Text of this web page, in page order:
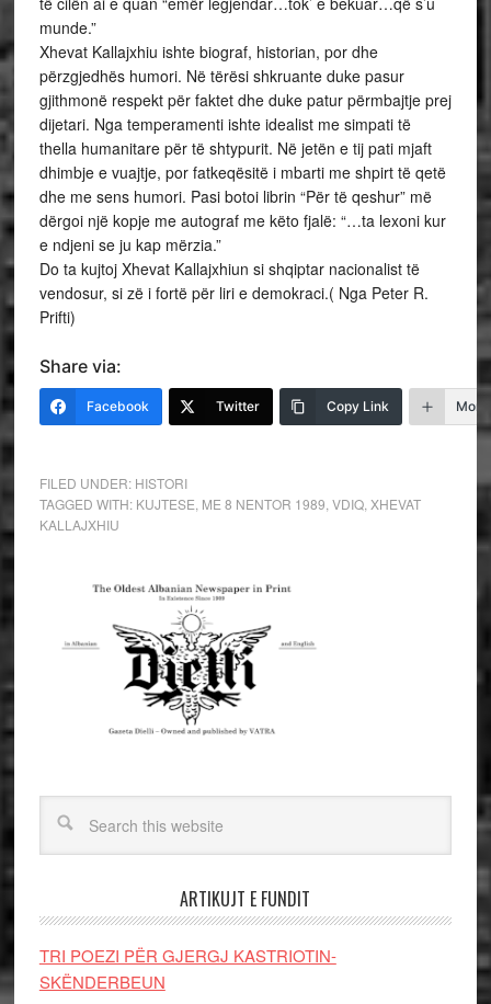
munde.”
Xhevat Kallajxhiu ishte biograf, historian, por dhe
përzgjedhës humori. Në tërësi shkruante duke pasur
gjithmonë respekt për faktet dhe duke patur përmbajtje prej
dijetari. Nga temperamenti ishte idealist me simpati të
thella humanitare për të shtypurit. Në jetën e tij pati mjaft
dhimbje e vuajtje, por fatkeqësitë i mbarti me shpirt të qetë
dhe me sens humori. Pasi botoi librin “Për të qeshur” më
dërgoi një kopje me autograf me këto fjalë: “…ta lexoni kur
e ndjeni se ju kap mërzia.”
Do ta kujtoj Xhevat Kallajxhiun si shqiptar nacionalist të
vendosur, si zë i fortë për liri e demokraci.( Nga Peter R.
Prifti)
Share via:
Facebook Twitter Copy Link More
FILED UNDER: HISTORI
TAGGED WITH: KUJTESE ME 8 NENTOR 1989 VDIQ, XHEVAT
KALLAJXHIU
ARTIKUJT E FUNDIT
TRI POEZI PËR GJERGJ KASTRIOTIN-
SKËNDERBEUN